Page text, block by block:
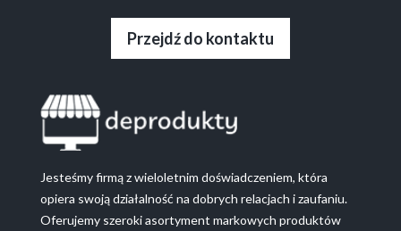
Przejdź do kontaktu
Jesteśmy firmą z wieloletnim doświadczeniem, która
opiera swoją działalność na dobrych relacjach i zaufaniu.
Oferujemy szeroki asortyment markowych produktów